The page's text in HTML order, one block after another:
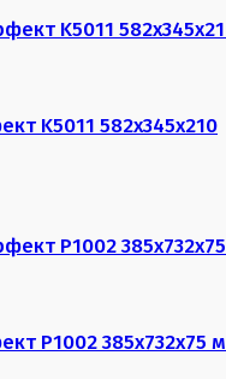
K5011 582х345х210
P1002 385х732х75